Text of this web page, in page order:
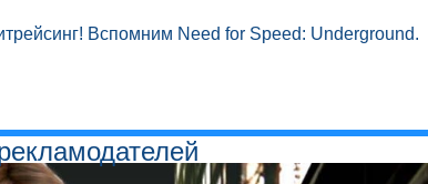
Вспомним Need for Speed: Underground.